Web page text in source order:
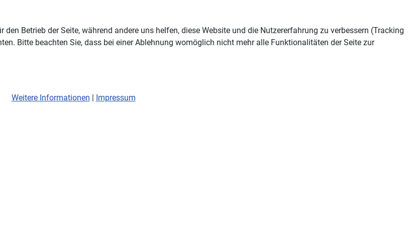
Betrieb der Seite, während andere uns helfen, diese Website und die Nutzererfahrung zu verbessern (Tracking
Bitte beachten Sie, dass bei einer Ablehnung womöglich nicht mehr alle Funktionalitäten der Seite zur
Weitere Informationen | Impressum